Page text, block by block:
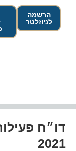
הרשמה
לניוזלטר
דו״ח
2021